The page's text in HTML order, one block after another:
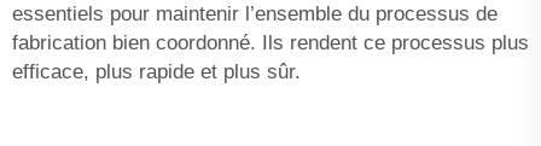
essentiels pour maintenir l’ensemble du processus de
fabrication bien coordonné. Ils rendent ce processus plus
efficace, plus rapide et plus sûr.